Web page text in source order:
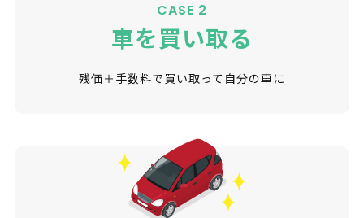
CASE 2
車を買い取る
残価＋手数料で買い取って自分の車に